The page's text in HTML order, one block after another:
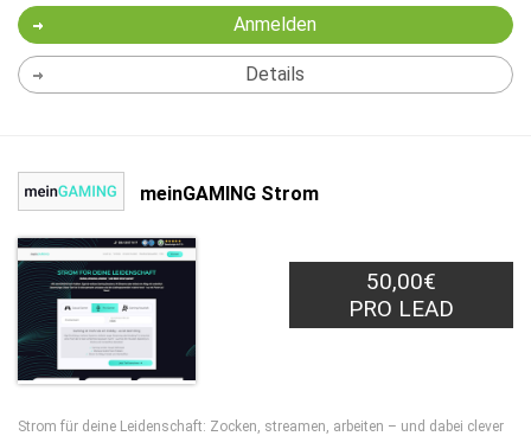
Anmelden
Details
meinGAMING Strom
50,00€
PRO LEAD
Strom für deine Leidenschaft: Zocken, streamen, arbeiten – und dabei clever